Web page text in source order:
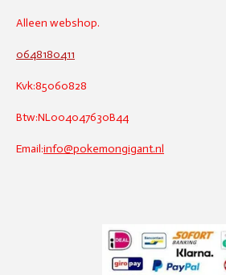
Alleen webshop.
0648180411
Kvk:85060828
Btw:NL004047630B44
Email:info@pokemongigant.nl